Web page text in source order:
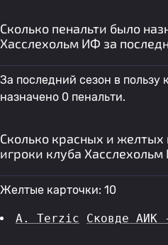
Сколько пенальти было
Хасслехольм ИФ за
За последний сезон в пользу
назначено 0 пенальти.
Сколько красных и желтых
игроки клуба
Желтые карточки: 10
A. Terzic Сковде АИК